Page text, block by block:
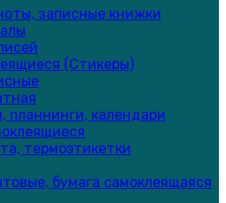
записные книжки
(Стикеры)
планнинги, календари
термоэтикетки
бумага самоклеящаяся